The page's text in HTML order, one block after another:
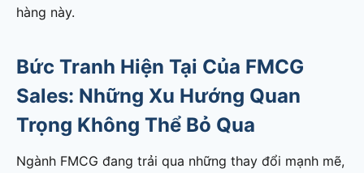
hàng này.
Bức Tranh Hiện Tại Của FMCG
Sales: Những Xu Hướng Quan
Trọng Không Thể Bỏ Qua
Ngành FMCG đang trải qua những thay đổi mạnh mẽ,